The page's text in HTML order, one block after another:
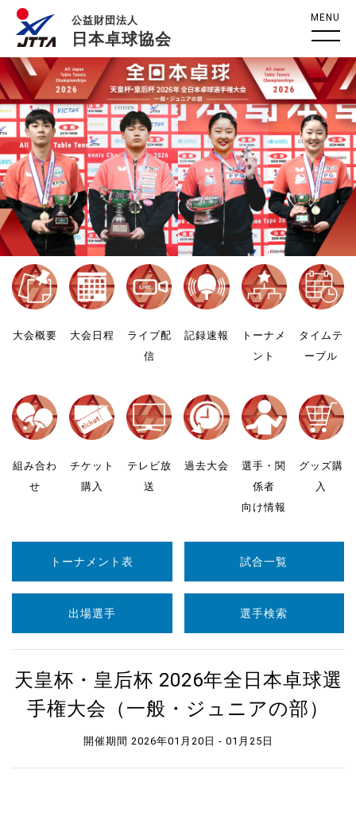
公益財団法人
日本卓球協会
MENU
大会概要 大会日程
ライブ配
信
記録速報
トーナメ
ント
タイムテ
ーブル
組み合わ
せ
チケット
購入
テレビ放
送
過去大会
選手・関
係者
向け情報
グッズ購
入
トーナメント表 試合一覧
出場選手 選手検索
天皇杯・皇后杯 2026年全日本卓球選
手権大会（一般・ジュニアの部）
開催期間 2026年01月20日 - 01月25日